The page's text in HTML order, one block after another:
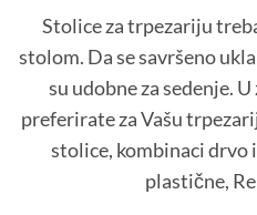
Stolice za trpezariju
stolom. Da se savršeno
su udobne za sedenje.
preferirate za Vašu
stolice, kombinaci drvo
plastične,